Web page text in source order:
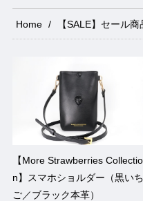
Home 【SALE】セール商
【More Strawberries Collectio
n】スマホショルダー（黒いち
ご／ブラック本革）